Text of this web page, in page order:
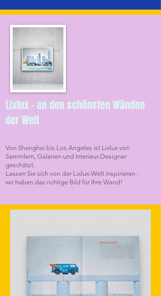
Lixlux - an den schönsten Wänden
der Welt
Von Shanghai bis Los Angeles ist Lixlux von
Sammlern, Galerien und Interieur-Designer
geschätzt.
Lassen Sie sich von der Lixlux-Welt inspirieren -
wir haben das richtige Bild für Ihre Wand!